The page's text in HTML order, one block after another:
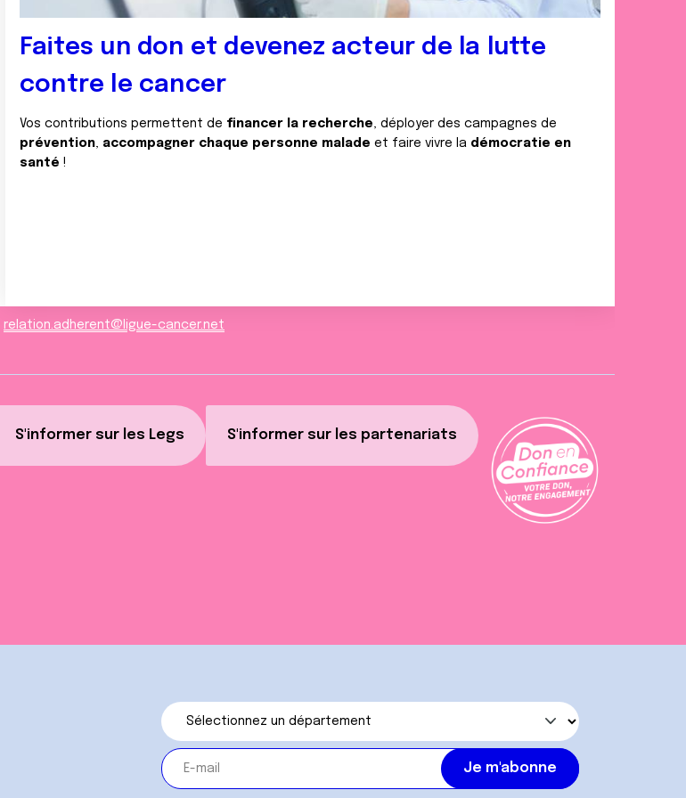
S'informer sur les Legs S'informer sur les partenariats
Faites un don et devenez acteur de la lutte
contre le cancer
Vos contributions permettent de financer la recherche, déployer des campagnes de
prévention, accompagner chaque personne malade et faire vivre la démocratie en
santé !
relation.adherent@ligue-cancer.net